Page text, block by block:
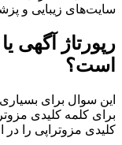
سایت‌های زیبایی و
رپورتاژ آگهی
است؟
این سوال برای
برای کلمه کلیدی
کلیدی مزوتراپی را در